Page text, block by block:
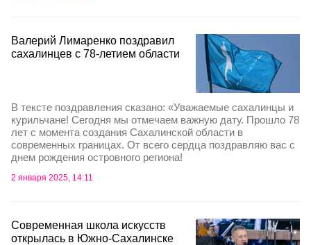
Валерий Лимаренко поздравил
сахалинцев с 78-летием области
В тексте поздравления сказано: «Уважаемые сахалинцы и
курильчане! Сегодня мы отмечаем важную дату. Прошло 78
лет с момента создания Сахалинской области в
современных границах. От всего сердца поздравляю вас с
днем рождения островного региона!
2 января 2025, 14:11
Современная школа искусств
открылась в Южно-Сахалинске